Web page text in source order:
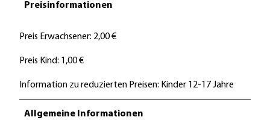
0
4
Preisinformationen
Preis Erwachsener: 2,00 €
Preis Kind: 1,00 €
Information zu reduzierten Preisen: Kinder 12-17 Jahre
Allgemeine Informationen